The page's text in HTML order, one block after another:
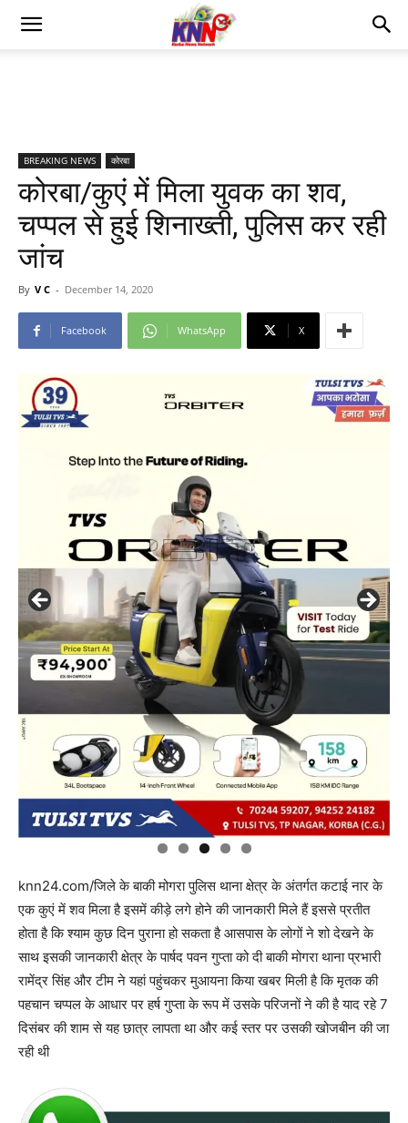
BREAKING NEWS कोरबा
कोरबा/कुएं में मिला युवक का शव,
चप्पल से हुई शिनाख्ती, पुलिस कर रही
जांच
By V C - December 14, 2020
Facebook WhatsApp X
knn24.com/जिले के बाकी मोगरा पुलिस थाना क्षेत्र के अंतर्गत कटाई नार के
एक कुएं में शव मिला है इसमें कीड़े लगे होने की जानकारी मिले हैं इससे प्रतीत
होता है कि श्याम कुछ दिन पुराना हो सकता है आसपास के लोगों ने शो देखने के
साथ इसकी जानकारी क्षेत्र के पार्षद पवन गुप्ता को दी बाकी मोगरा थाना प्रभारी
रामेंद्र सिंह और टीम ने यहां पहुंचकर मुआयना किया खबर मिली है कि मृतक की
पहचान चप्पल के आधार पर हर्ष गुप्ता के रूप में उसके परिजनों ने की है याद रहे 7
दिसंबर की शाम से यह छात्र लापता था और कई स्तर पर उसकी खोजबीन की जा
रही थी